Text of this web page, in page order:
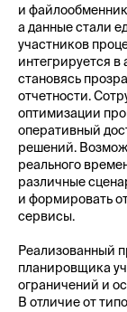
и
а данные стали
участников
интегрируется
становясь
отчетности.
оптимизации
оперативный
решений.
реального
различные
и формировать
сервисы.
Реализованный
планировщика
ограничений и
В отличие от